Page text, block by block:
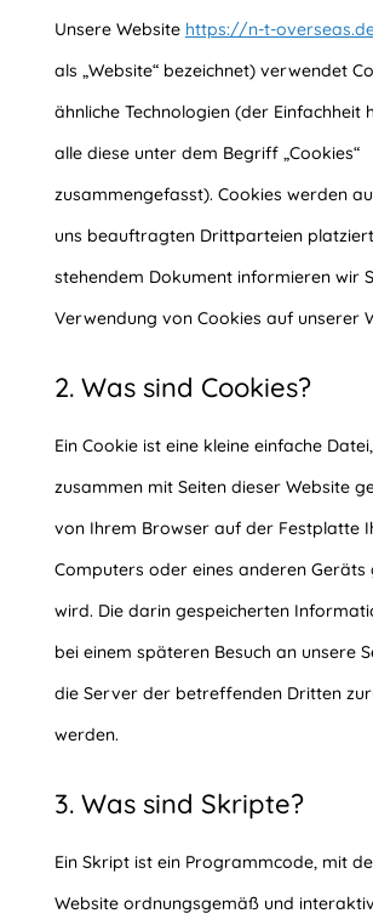
Unsere Website https://n-t-
als „Website“ bezeichnet) verwendet
ähnliche Technologien (der Einfachheit
alle diese unter dem Begriff „Cookies“
zusammengefasst). Cookies werden
uns beauftragten Drittparteien
stehendem Dokument informieren wir
Verwendung von Cookies auf unserer
2. Was sind Cookies?
Ein Cookie ist eine kleine einfache
zusammen mit Seiten dieser Website
von Ihrem Browser auf der Festplatte
Computers oder eines anderen Geräts
wird. Die darin gespeicherten
bei einem späteren Besuch an unsere
die Server der betreffenden Dritten
werden.
3. Was sind Skripte?
Ein Skript ist ein Programmcode, mit
Website ordnungsgemäß und